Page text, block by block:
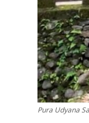
Pura Udyana